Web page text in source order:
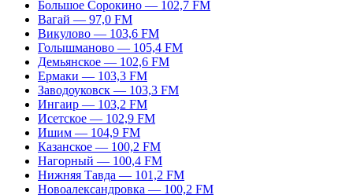
Большое Сорокино — 102,7 FM
Вагай — 97,0 FM
Викулово — 103,6 FM
Голышманово — 105,4 FM
Демьянское — 102,6 FM
Ермаки — 103,3 FM
Заводоуковск — 103,3 FM
Ингаир — 103,2 FM
Исетское — 102,9 FM
Ишим — 104,9 FM
Казанское — 100,2 FM
Нагорный — 100,4 FM
Нижняя Тавда — 101,2 FM
Новоалександровка — 100,2 FM